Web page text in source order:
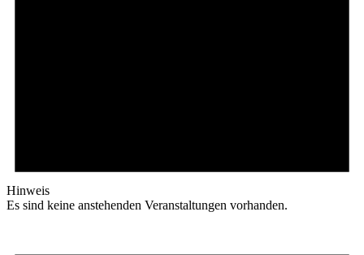
Hinweis
Es sind keine anstehenden Veranstaltungen vorhanden.